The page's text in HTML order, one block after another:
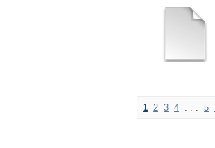
1 2 3 4 . . . 5